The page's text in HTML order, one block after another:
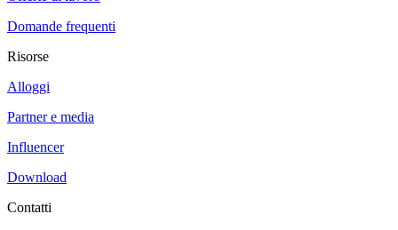
Domande frequenti
Risorse
Alloggi
Partner e media
Influencer
Download
Contatti